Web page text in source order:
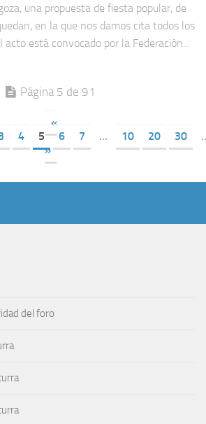
una propuesta de fiesta popular, de
en la que nos damos cita todos los
está convocado por la Federación...
Página 5 de 91
«
4 5 6 7 ... 10 20 30
»
del foro